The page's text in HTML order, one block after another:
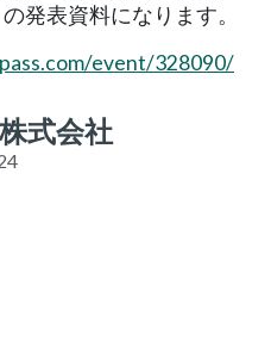
発表資料になります。
event/328090/
式会社